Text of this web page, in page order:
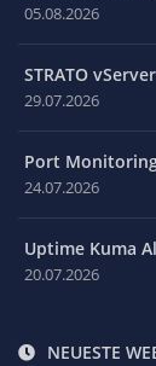
05.08.2026
STRATO
29.07.2026
Port
24.07.2026
Uptime Kuma
20.07.2026
NEUESTE